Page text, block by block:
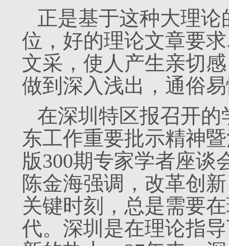
正是基于这种大理
位，好的理论文章要
文采，使人产生亲切
做到深入浅出，通俗
在深圳特区报召开
东工作重要批示精神
版300期专家学者座谈
陈金海强调，改革创
关键时刻，总是需要
代。深圳是在理论指